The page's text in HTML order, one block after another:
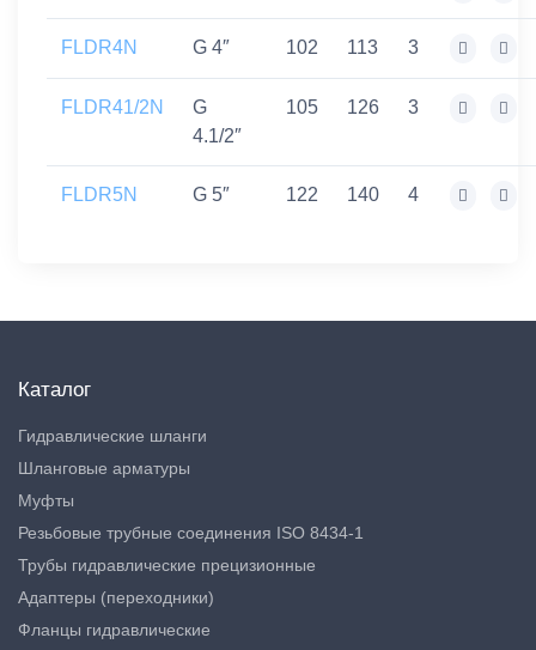
FLDR4N G 4″ 102 113 3
FLDR41/2N
G
4.1/2″
105 126 3
FLDR5N G 5″ 122 140 4
Каталог
Гидравлические шланги
Шланговые арматуры
Муфты
Резьбовые трубные соединения ISO 8434-1
Трубы гидравлические прецизионные
Адаптеры (переходники)
Фланцы гидравлические